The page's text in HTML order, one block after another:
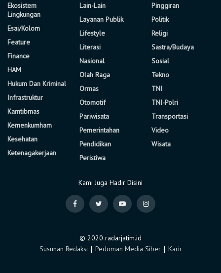
Ekosistem
Lingkungan
Esai/Kolom
Feature
Finance
HAM
Hukum Dan Kriminal
Infrastruktur
Kamtibmas
Kemenkumham
Kesehatan
Ketenagakerjaan
Lain-Lain
Layanan Publik
Lifestyle
Literasi
Nasional
Olah Raga
Ormas
Otomotif
Pariwisata
Pemerintahan
Pendidikan
Peristiwa
Pinggiran
Politik
Religi
Sastra/Budaya
Sosial
Tekno
TNI
TNI-Polri
Transportasi
Video
Wisata
Kami Juga Hadir Disini
© 2020 radarjatim.id
Susunan Redaksi ∣ Pedoman Media Siber∣ Karir